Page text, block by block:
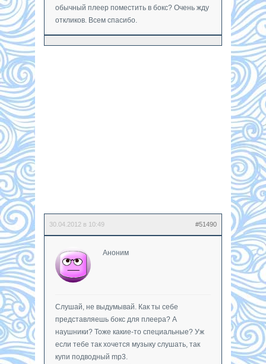
обычный плеер поместить в бокс? Очень жду
откликов. Всем спасибо.
30.04.2012 в 10:49 #51490
Аноним
Слушай, не выдумывай. Как ты себе
представляешь бокс для плеера? А
наушники? Тоже какие-то специальные? Уж
если тебе так хочется музыку слушать, так
купи подводный mp3.